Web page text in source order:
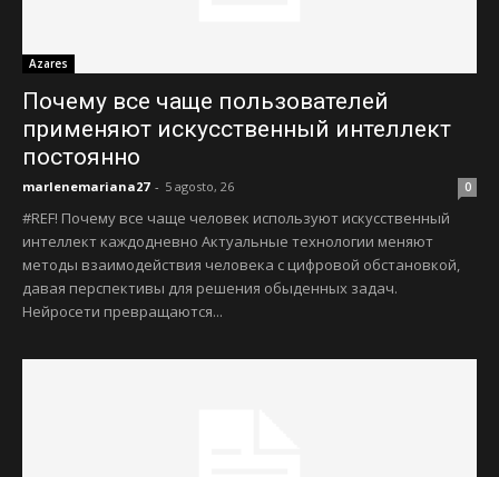
Azares
Почему все чаще пользователей
применяют искусственный интеллект
постоянно
marlenemariana27 - 5 agosto, 26 0
#REF! Почему все чаще человек используют искусственный
интеллект каждодневно Актуальные технологии меняют
методы взаимодействия человека с цифровой обстановкой,
давая перспективы для решения обыденных задач.
Нейросети превращаются...